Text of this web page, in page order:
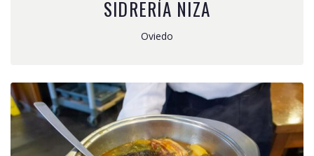
SIDRERÍA NIZA
Oviedo